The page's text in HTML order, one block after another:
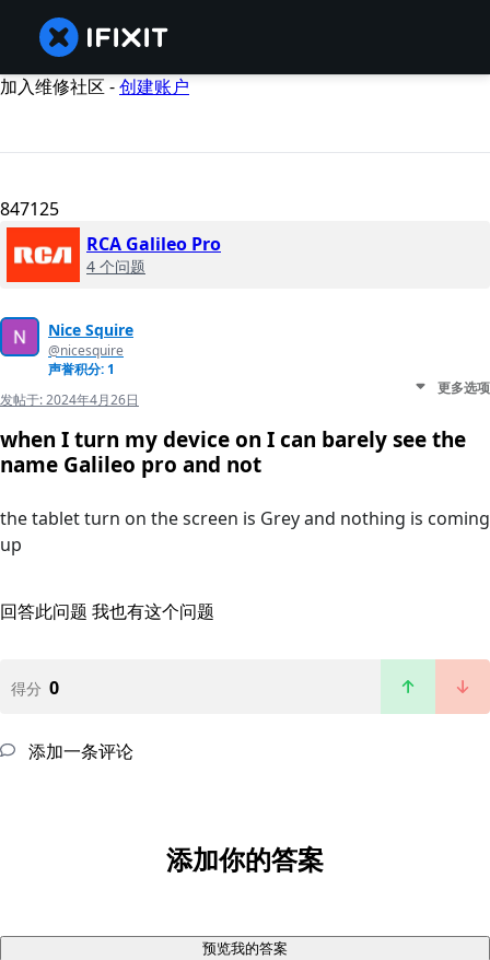
加入维修社区 -创建账户
847125
RCA Galileo Pro
4 个问题
Nice Squire
@nicesquire
声誉积分: 1
发帖于:2024年4月26日
更多选项
when I turn my device on I can barely see the
name Galileo pro and not
the tablet turn on the screen is Grey and nothing is coming
up
回答此问题 我也有这个问题
得分 0
添加一条评论
添加你的答案
预览我的答案